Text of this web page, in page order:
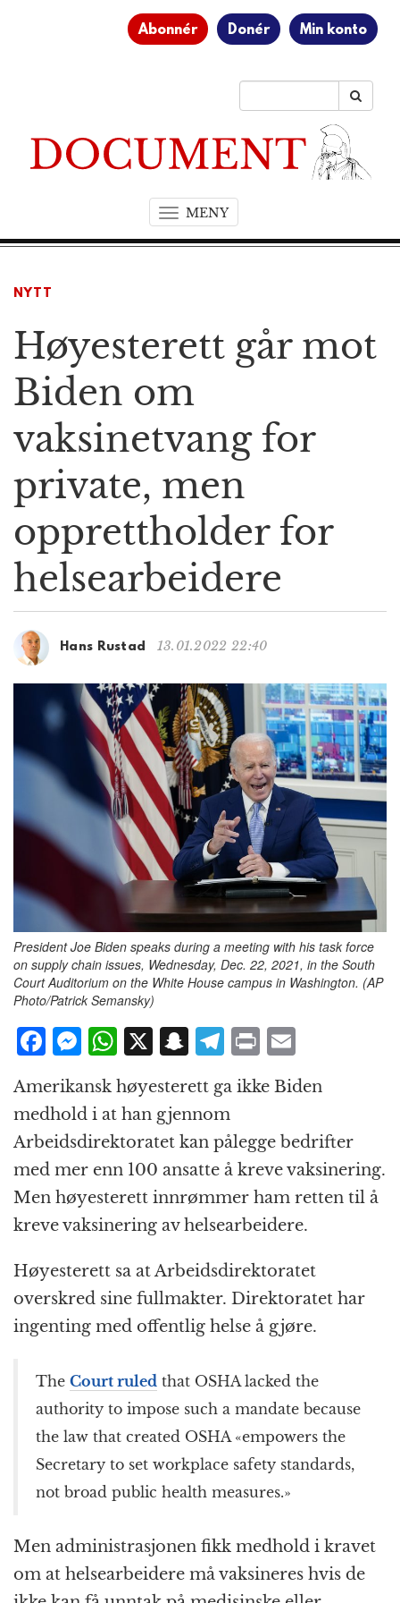
Abonnér Donér Min konto
MENYT
o
a
t
o
n
NYTT
Høyesterett går mot
Biden om
vaksinetvang for
private, men
opprettholder for
helsearbeidere
Hans Rustad 13.01.2022 22:40
President Joe Biden speaks during a meeting with his task force
on supply chain issues, Wednesday, Dec. 22, 2021, in the South
Court Auditorium on the White House campus in Washington. (AP
Photo/Patrick Semansky)
F
c
e
b
o
o
k
M
ss
e
n
g
e
r
W
h
at
s
A
p
p
X S
a
p
c
h
at
T
el
e
g
r
a
m
P
ri
n
m
ai
Amerikansk høyesterett ga ikke Biden
medhold i at han gjennom
Arbeidsdirektoratet kan pålegge bedrifter
med mer enn 100 ansatte å kreve vaksinering.
Men høyesterett innrømmer ham retten til å
kreve vaksinering av helsearbeidere.
Høyesterett sa at Arbeidsdirektoratet
overskred sine fullmakter. Direktoratet har
ingenting med offentlig helse å gjøre.
The Court ruled that OSHA lacked the
authority to impose such a mandate because
the law that created OSHA «empowers the
Secretary to set workplace safety standards,
not broad public health measures.»
Men administrasjonen fikk medhold i kravet
om at helsearbeidere må vaksineres hvis de